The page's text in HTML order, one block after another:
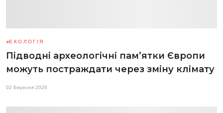
ЕКОЛОГІЯ
Підводні археологічні пам’ятки Європи
можуть постраждати через зміну клімату
02 Березня 2026